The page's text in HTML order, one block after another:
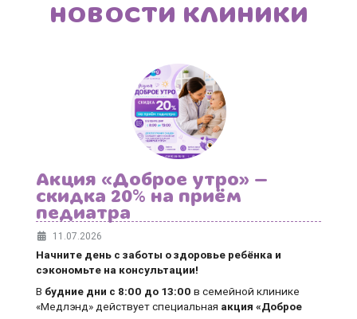
НОВОСТИ КЛИНИКИ
Акция «Доброе утро» —
скидка 20% на приём
педиатра
11.07.2026
Начните день с заботы о здоровье ребёнка и
сэкономьте на консультации!
В будние дни с 8:00 до 13:00 в семейной клинике
«Медлэнд» действует специальная акция «Доброе